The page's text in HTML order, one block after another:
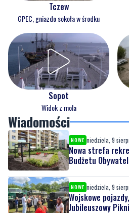
Tczew
GPEC, gniazdo sokoła w środku
Sopot
Widok z mola
Wiadomości
NOWE niedziela, 9
Nowa strefa
Budżetu
NOWE niedziela, 9
Wojskowe
Jubileuszowy